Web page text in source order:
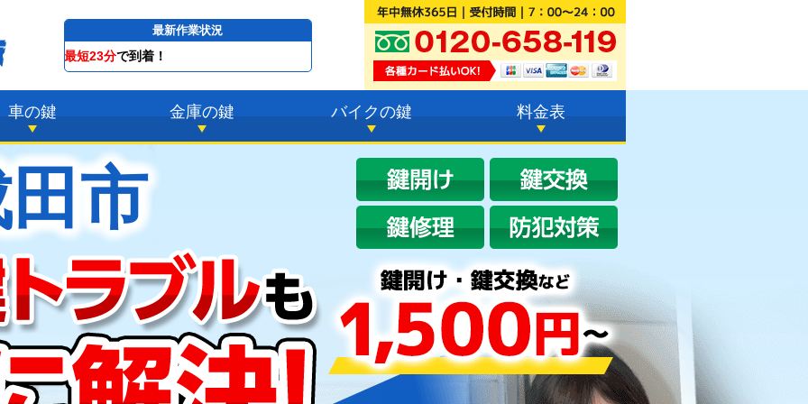
最新作業状況
07時27分 ～最短23分 で到着！
車の鍵 金庫の鍵 バイクの鍵 料金表
市